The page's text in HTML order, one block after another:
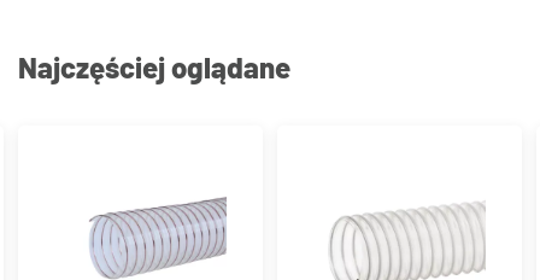
Najczęściej oglądane